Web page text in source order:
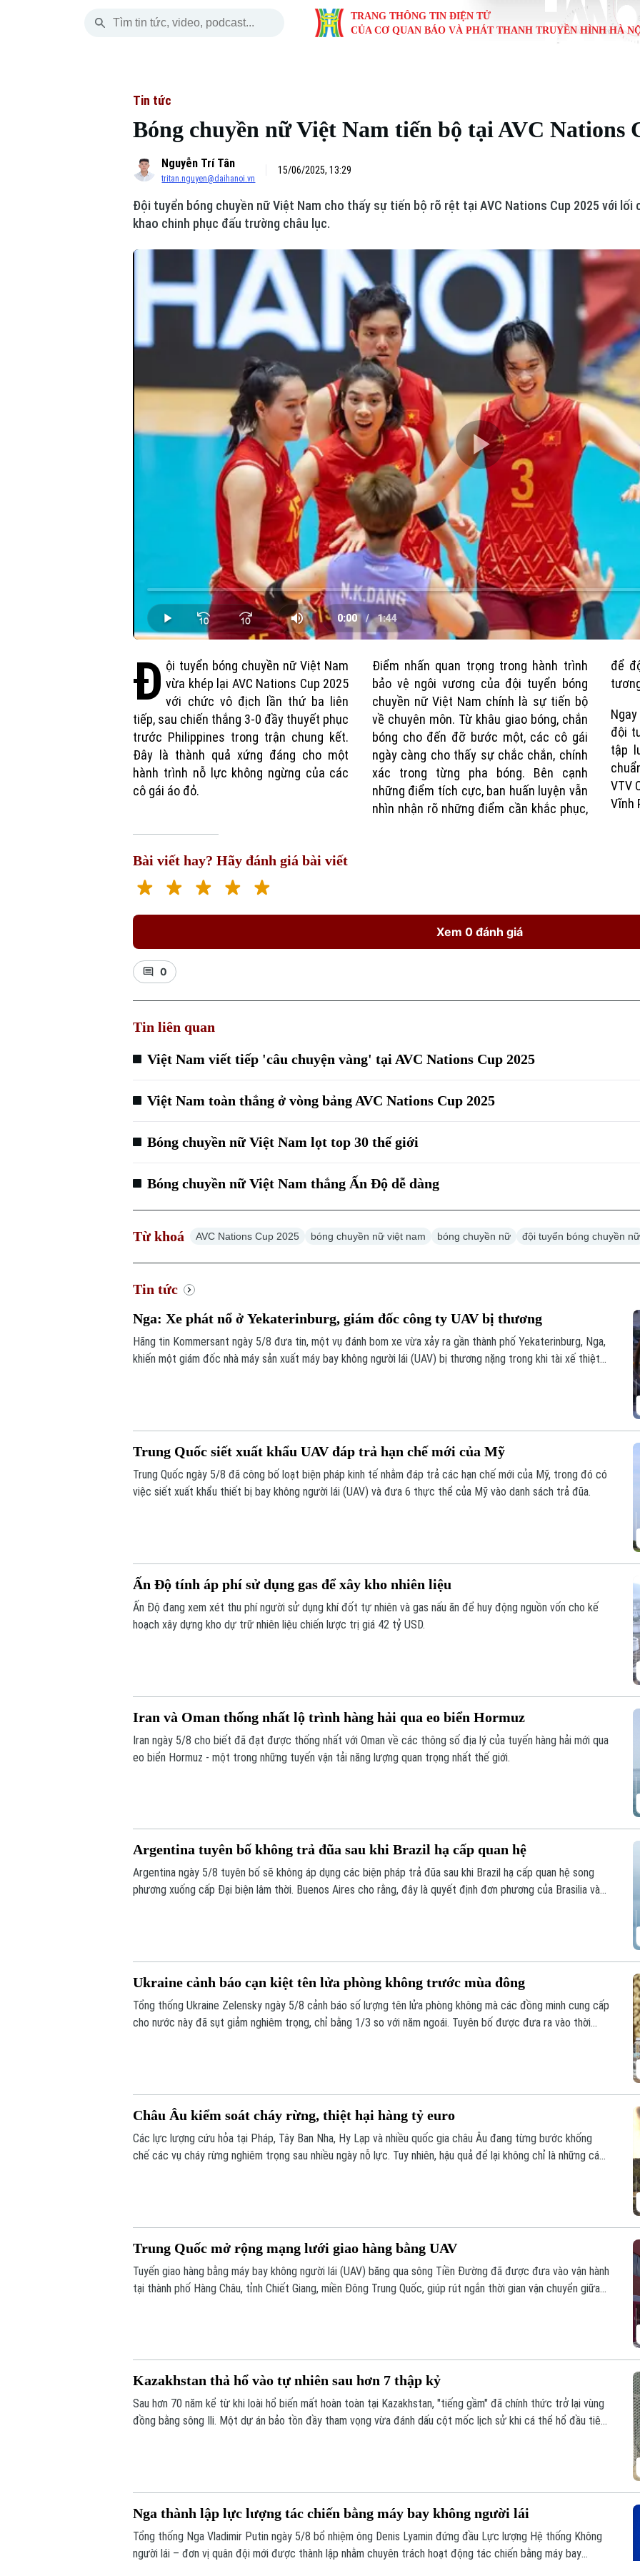
TRANG THÔNG TIN ĐIỆN TỬ
CỦA CƠ QUAN BÁO VÀ PHÁT THANH TRUYỀN HÌNH HÀ
Chính trị
Xã hội
An ninh trật tự
Công nghệ
Người Hà Nội
Khoảnh khắc Hà Nội
Ẩm thực
Quân sự
Hồ sơ
Người Việt 4 phương
Cafe sáng
Tài chính Ngân hàng
Doanh nghiệp
Đầu tư
Đất đai
Tàu
Thị trường
Tuyển sinh Làng nghề Dinh
Tin tức
Bóng chuyền nữ Việt Nam tiến bộ tại AVC Nations
Nguyễn Trí Tân
tritan.nguyen@daihanoi.vn
15/06/2025, 13:29
Đội tuyển bóng chuyền nữ Việt Nam cho thấy sự tiến bộ rõ rệt tại AVC Nations Cup 2025 với lối
khao chinh phục đấu trường châu lục.
Play
Video
Loaded:
0.00%
Play Mute
Current
Time
0:00
/
Duration
1:44
Đ ội tuyển bóng chuyền nữ Việt Nam
vừa khép lại AVC Nations Cup 2025
với chức vô địch lần thứ ba liên
tiếp, sau chiến thắng 3-0 đầy thuyết phục
trước Philippines trong trận chung kết.
Đây là thành quả xứng đáng cho một
hành trình nỗ lực không ngừng của các
cô gái áo đỏ.
Điểm nhấn quan trọng trong hành trình
bảo vệ ngôi vương của đội tuyển bóng
chuyền nữ Việt Nam chính là sự tiến bộ
về chuyên môn. Từ khâu giao bóng, chắn
bóng cho đến đỡ bước một, các cô gái
ngày càng cho thấy sự chắc chắn, chính
xác trong từng pha bóng. Bên cạnh
những điểm tích cực, ban huấn luyện vẫn
nhìn nhận rõ những điểm cần khắc phục,
để đội ngày càng hoàn thiện hơn trong
đội
tập
VTV
Vĩnh
Bài viết hay? Hãy đánh giá bài viết
Xem 0 đánh giá
0
Tin liên quan
Việt Nam viết tiếp 'câu chuyện vàng' tại AVC Nations Cup 2025
Việt Nam toàn thắng ở vòng bảng AVC Nations Cup 2025
Bóng chuyền nữ Việt Nam lọt top 30 thế giới
Bóng chuyền nữ Việt Nam thắng Ấn Độ dễ dàng
Từ khoá AVC Nations Cup 2025 bóng chuyền nữ việt nam bóng chuyền nữ đội tuyển bóng chuyền nữ
Tin tức
Nga: Xe phát nổ ở Yekaterinburg, giám đốc công ty UAV bị thương
Hãng tin Kommersant ngày 5/8 đưa tin, một vụ đánh bom xe vừa xảy ra gần thành phố Yekaterinburg, Nga,
khiến một giám đốc nhà máy sản xuất máy bay không người lái (UAV) bị thương nặng trong khi tài xế thiệt
Trung Quốc siết xuất khẩu UAV đáp trả hạn chế mới của Mỹ
Trung Quốc ngày 5/8 đã công bố loạt biện pháp kinh tế nhằm đáp trả các hạn chế mới của Mỹ, trong đó có
việc siết xuất khẩu thiết bị bay không người lái (UAV) và đưa 6 thực thể của Mỹ vào danh sách trả đũa.
Ấn Độ tính áp phí sử dụng gas để xây kho nhiên liệu
Ấn Độ đang xem xét thu phí người sử dụng khí đốt tự nhiên và gas nấu ăn để huy động nguồn vốn cho kế
hoạch xây dựng kho dự trữ nhiên liệu chiến lược trị giá 42 tỷ USD.
Iran và Oman thống nhất lộ trình hàng hải qua eo biển Hormuz
Iran ngày 5/8 cho biết đã đạt được thống nhất với Oman về các thông số địa lý của tuyến hàng hải mới qua
eo biển Hormuz - một trong những tuyến vận tải năng lượng quan trọng nhất thế giới.
Argentina tuyên bố không trả đũa sau khi Brazil hạ cấp quan hệ
Argentina ngày 5/8 tuyên bố sẽ không áp dụng các biện pháp trả đũa sau khi Brazil hạ cấp quan hệ song
phương xuống cấp Đại biện lâm thời. Buenos Aires cho rằng, đây là quyết định đơn phương của Brasilia và
Ukraine cảnh báo cạn kiệt tên lửa phòng không trước mùa đông
Tổng thống Ukraine Zelensky ngày 5/8 cảnh báo số lượng tên lửa phòng không mà các đồng minh cung cấp
cho nước này đã sụt giảm nghiêm trọng, chỉ bằng 1/3 so với năm ngoái. Tuyên bố được đưa ra vào thời
Châu Âu kiểm soát cháy rừng, thiệt hại hàng tỷ euro
Các lực lượng cứu hỏa tại Pháp, Tây Ban Nha, Hy Lạp và nhiều quốc gia châu Âu đang từng bước khống
chế các vụ cháy rừng nghiêm trọng sau nhiều ngày nỗ lực. Tuy nhiên, hậu quả để lại không chỉ là những cánh
Trung Quốc mở rộng mạng lưới giao hàng bằng UAV
Tuyến giao hàng bằng máy bay không người lái (UAV) băng qua sông Tiền Đường đã được đưa vào vận hành
tại thành phố Hàng Châu, tỉnh Chiết Giang, miền Đông Trung Quốc, giúp rút ngắn thời gian vận chuyển giữa
Kazakhstan thả hổ vào tự nhiên sau hơn 7 thập kỷ
Sau hơn 70 năm kể từ khi loài hổ biến mất hoàn toàn tại Kazakhstan, "tiếng gầm" đã chính thức trở lại vùng
đồng bằng sông Ili. Một dự án bảo tồn đầy tham vọng vừa đánh dấu cột mốc lịch sử khi cá thể hổ đầu tiên
Nga thành lập lực lượng tác chiến bằng máy bay không người lái
Tổng thống Nga Vladimir Putin ngày 5/8 bổ nhiệm ông Denis Lyamin đứng đầu Lực lượng Hệ thống Không
người lái – đơn vị quân đội mới được thành lập nhằm chuyên trách hoạt động tác chiến bằng máy bay